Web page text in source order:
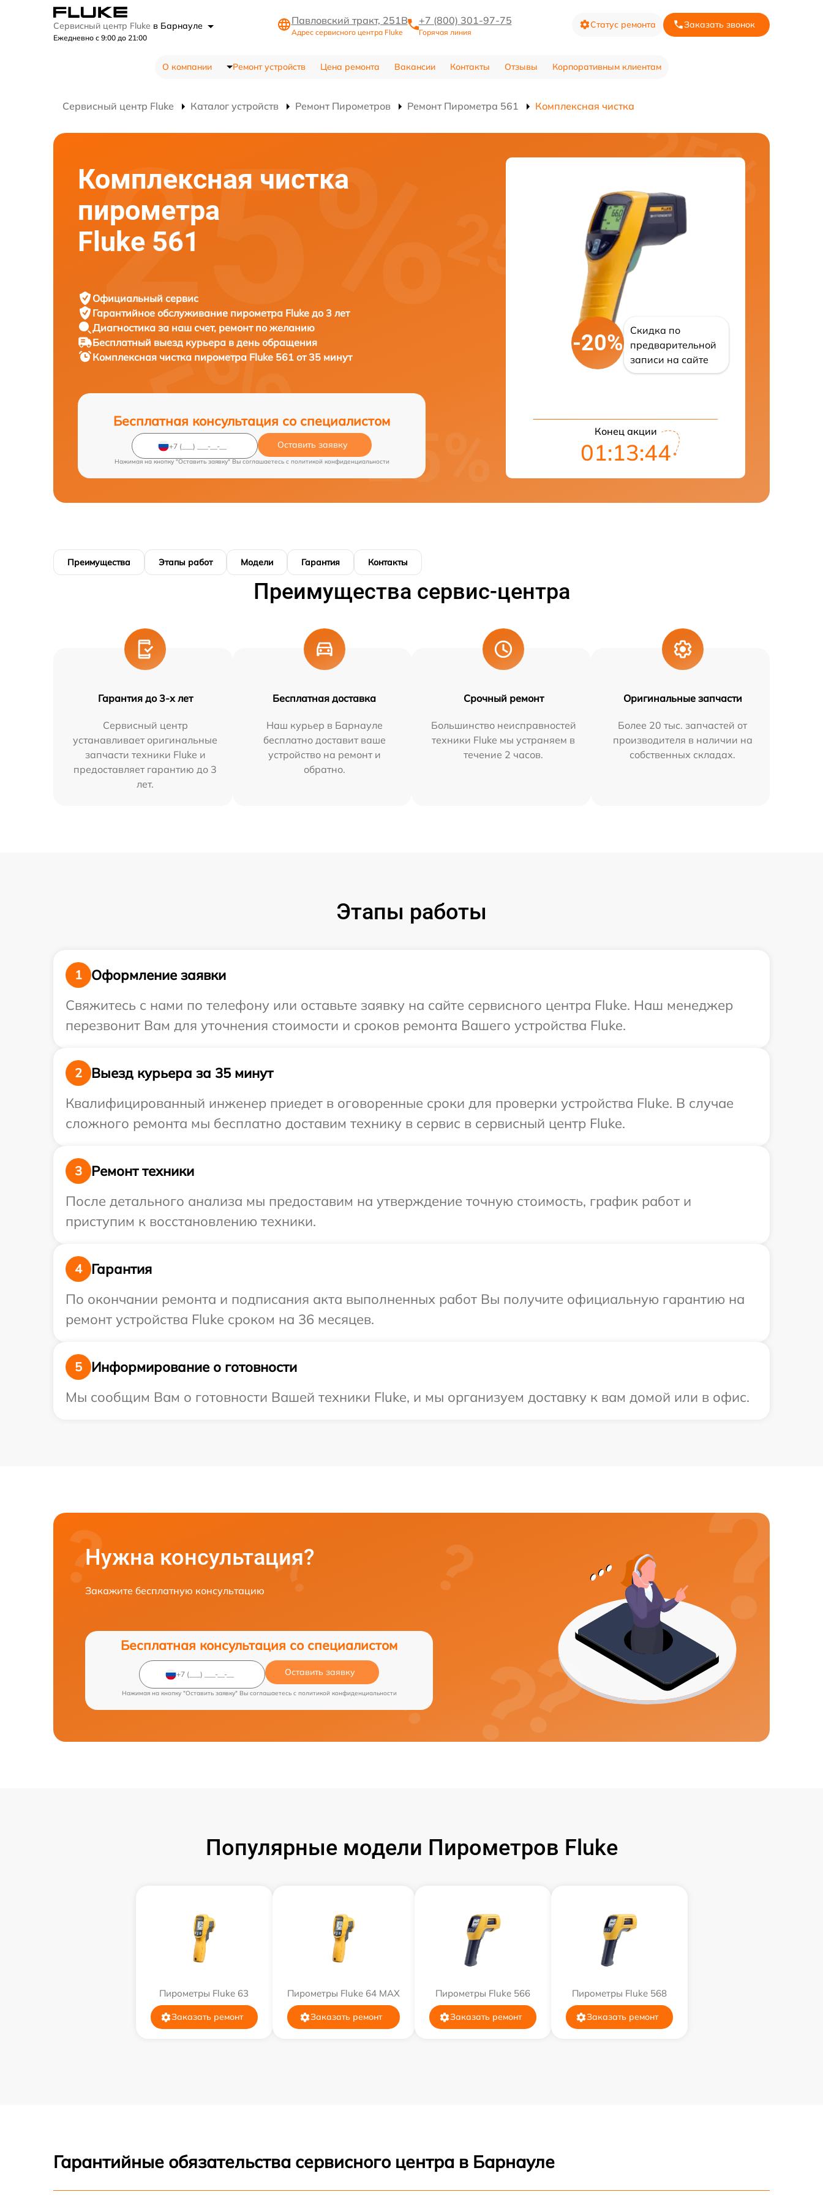
Сервисный центр Fluke в Барнауле
Ежедневно с 9:00 до 21:00
Павловский тракт, 251В
Адрес сервисного центра Fluke
+7 (800) 301-97-75
Горячая линия
Статус ремонта Заказать звонок
О компании Ремонт устройств Цена ремонта Вакансии Контакты Отзывы Корпоративным клиентам
Сервисный центр Fluke Каталог устройств Ремонт Пирометров Ремонт Пирометра 561 Комплексная чистка
Комплексная чистка
пирометра
Fluke 561
Официальный сервис
Гарантийное обслуживание пирометра Fluke до 3 лет
Диагностика за наш счет, ремонт по желанию
Бесплатный выезд курьера в день обращения
Комплексная чистка пирометра Fluke 561 от 35 минут
Бесплатная консультация со специалистом
Оставить заявку
Нажимая на кнопку "Оставить заявку" Вы соглашаетесь c политикой конфиденциальности
-20%
Скидка по
предварительной
записи на сайте
Конец акции
01:13:43
Преимущества Этапы работ Модели Гарантия Контакты
Преимущества сервис-центра
Гарантия до 3-х лет
Сервисный центр
устанавливает оригинальные
запчасти техники Fluke и
предоставляет гарантию до 3
лет.
Бесплатная доставка
Наш курьер в Барнауле
бесплатно доставит ваше
устройство на ремонт и
обратно.
Срочный ремонт
Большинство неисправностей
техники Fluke мы устраняем в
течение 2 часов.
Оригинальные запчасти
Более 20 тыс. запчастей от
производителя в наличии на
собственных складах.
Этапы работы
1
Оформление заявки
Свяжитесь с нами по телефону или оставьте заявку на сайте сервисного центра Fluke. Наш менеджер
перезвонит Вам для уточнения стоимости и сроков ремонта Вашего устройства Fluke.
2
Выезд курьера за 35 минут
Квалифицированный инженер приедет в оговоренные сроки для проверки устройства Fluke. В случае
сложного ремонта мы бесплатно доставим технику в сервис в сервисный центр Fluke.
3
Ремонт техники
После детального анализа мы предоставим на утверждение точную стоимость, график работ и
приступим к восстановлению техники.
4
Гарантия
По окончании ремонта и подписания акта выполненных работ Вы получите официальную гарантию на
ремонт устройства Fluke сроком на 36 месяцев.
5
Информирование о готовности
Мы сообщим Вам о готовности Вашей техники Fluke, и мы организуем доставку к вам домой или в офис.
Нужна консультация?
Закажите бесплатную консультацию
Бесплатная консультация со специалистом
Оставить заявку
Нажимая на кнопку "Оставить заявку" Вы соглашаетесь c политикой конфиденциальности
Популярные модели Пирометров Fluke
Пирометры Fluke 63
Заказать ремонт
Пирометры Fluke 64 MAX
Заказать ремонт
Пирометры Fluke 566
Заказать ремонт
Пирометры Fluke 568
Заказать ремонт
Гарантийные обязательства сервисного центра в Барнауле